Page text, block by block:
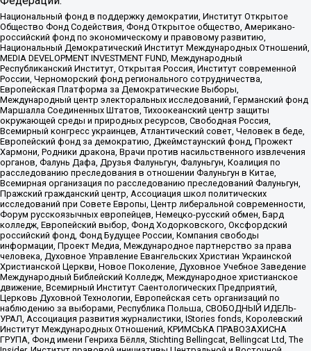
Национальный фонд в поддержку демократии, Институт Открытое
Общество Фонд Содействия, Фонд Открытое общество, Американо-
российский фонд по экономическому и правовому развитию,
Национальный Демократический Институт Международных Отношений,
MEDIA DEVELOPMENT INVESTMENT FUND, Международный
Республиканский Институт, Открытая Россия, Институт современной
России, Черноморский фонд регионального сотрудничества,
Европейская Платформа за Демократические Выборы,
Международный центр электоральных исследований, Германский фонд
Маршалла Соединенных Штатов, Тихоокеанский центр защиты
окружающей среды и природных ресурсов, Свободная Россия,
Всемирный конгресс украинцев, Атлантический совет, Человек в беде,
Европейский фонд за демократию, Джеймстаунский фонд, Прожект
Хармони, Родники дракона, Врачи против насильственного извлечения
органов, Фалунь Дафа, Друзья Фалуньгун, Фалуньгун, Коалиция по
расследованию преследования в отношении Фалуньгун в Китае,
Всемирная организация по расследованию преследований Фалуньгун,
Пражский гражданский центр, Ассоциация школ политических
исследований при Совете Европы, Центр либеральной современности,
Форум русскоязычных европейцев, Немецко-русский обмен, Бард
колледж, Европейский выбор, Фонд Ходорковского, Оксфордский
российский фонд, Фонд Будущее России, Компания свободы
информации, Проект Медиа, Международное партнерство за права
человека, Духовное Управление Евангельских Христиан Украинской
Христианской Церкви, Новое Поколение, Духовное Учебное Заведение
Международный Библейский Колледж, Международное христианское
движение, Всемирный Институт Саентологических Предприятий,
Церковь Духовной Технологии, Европейская сеть организаций по
наблюдению за выборами, Республика Польша, СВОБОДНЫЙ ИДЕЛЬ-
УРАЛ, Ассоциация развития журналистики, IStories fonds, Королевский
Институт Международных Отношений, КРИМСЬКА ПРАВОЗАХИСНА
ГРУПА, Фонд имени Генриха Бёлля, Stichting Bellingcat, Bellingcat Ltd, The